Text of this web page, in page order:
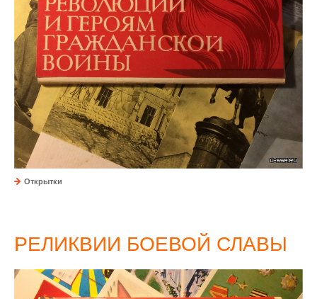
Открытки
РЕЛИКВИИ БОЕВОЙ СЛАВЫ